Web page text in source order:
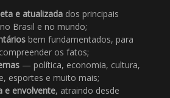
e atualizada dos principais
Brasil e no mundo;
bem fundamentados, para
os fatos;
— política, economia, cultura,
esportes e muito mais;
e envolvente, atraindo desde